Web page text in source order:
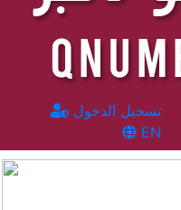
تسجيل الدخول
EN